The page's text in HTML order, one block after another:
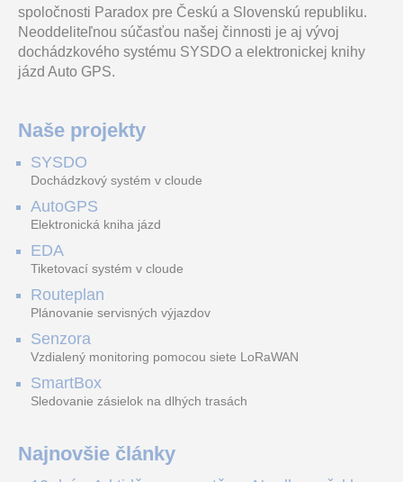
Ajax MotionCam,
8MP IP stropní kamera Q
inteligentní hybridn
spoločnosti Paradox pre Českú a Slovenskú republiku.
Neoddeliteľnou súčasťou našej činnosti je aj vývoj
dochádzkového systému SYSDO a elektronickej knihy
jázd Auto GPS.
Naše projekty
SYSDO
Dochádzkový systém v cloude
AutoGPS
Elektronická kniha jázd
EDA
Tiketovací systém v cloude
Routeplan
Plánovanie servisných výjazdov
Senzora
Vzdialený monitoring pomocou siete LoRaWAN
SmartBox
Sledovanie zásielok na dlhých trasách
Najnovšie články